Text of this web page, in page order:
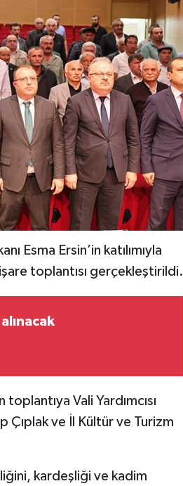
Esma Ersin’in katılımıyla
toplantısı gerçekleştirildi.
Vali Yardımcısı
ve İl Kültür ve Turizm
kardeşliği ve kadim